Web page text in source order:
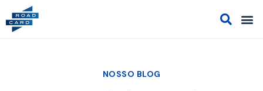
NOSSO BLOG